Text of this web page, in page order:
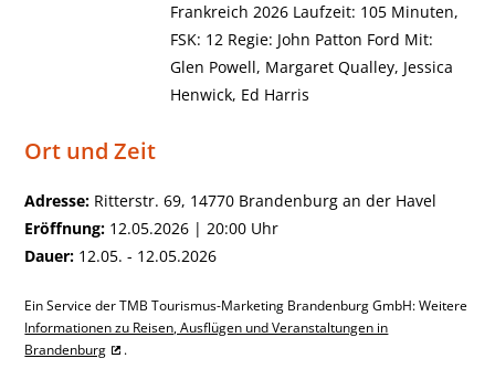
Frankreich 2026 Laufzeit: 105 Minuten,
FSK: 12 Regie: John Patton Ford Mit:
Glen Powell, Margaret Qualley, Jessica
Henwick, Ed Harris
Ort und Zeit
Adresse: Ritterstr. 69, 14770 Brandenburg an der Havel
Eröffnung: 12.05.2026 | 20:00 Uhr
Dauer: 12.05. - 12.05.2026
Ein Service der TMB Tourismus-Marketing Brandenburg GmbH: Weitere
Informationen zu Reisen, Ausflügen und Veranstaltungen in
Brandenburg
.